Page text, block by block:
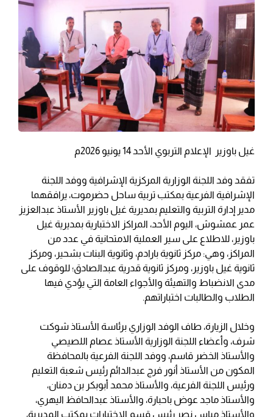
غيل باوزير الإعلام التربوي الأحد 14 يونيو 2026م
تفقد وفد اللجنة الوزارية المركزية الإشرافية ووفد اللجنة
الإشرافية الفرعية بمكتب تربية ساحل حضرموت، يرافقهما
مدير إدارة التربية والتعليم بمديرية غيل باوزير الأستاذ عبدالعزيز
عمر عمشوش، اليوم الأحد، المراكز الاختبارية بمديرية غيل
باوزير، للاطلاع على سير العملية الامتحانية في عدد من
المراكز، وهي: مركز ثانوية بارادم، وثانوية البنات بشحير، ومركز
ثانوية غيل باوزير، ومركز ثانوية قدرية عبدالصادق؛ للوقوف على
مدى الانضباط والتهيئة والأجواء العامة التي يؤدي فيها
الطلاب والطالبات اختباراتهم.
وخلال الزيارة، طاف الوفد الوزاري برئاسة الأستاذ شوكت
شرف، وأعضاء اللجنة الوزارية الأستاذ عصام اللصيصي
والأستاذ الخضر قاسم، ووفد اللجنة الفرعية بالمحافظة
المكون من الأستاذ أنور فرج عبدالدائم رئيس شعبة التعليم
ورئيس اللجنة الفرعية، والأستاذ محمد أبوبكر بن دمنان،
والأستاذ ماجد عوض باحبارة، والأستاذ عبدالحافظ اليهري،
والأستاذ مياس نصر رئيس قسم الاختبارات بمكتب المديرية،